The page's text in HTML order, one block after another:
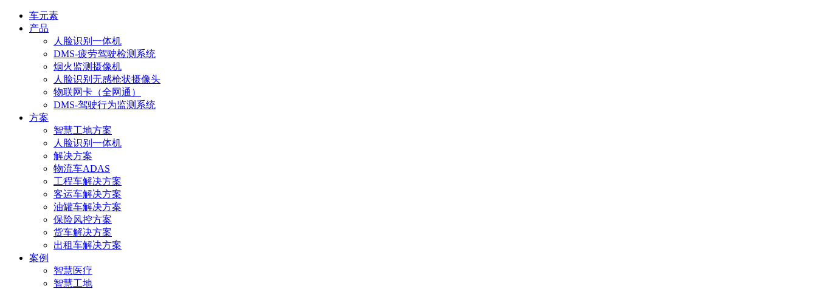
车元素
产品
人脸识别一体机
DMS-疲劳驾驶检测系统
烟火监测摄像机
人脸识别无感枪状摄像头
物联网卡（全网通）
DMS-驾驶行为监测系统
方案
智慧工地方案
人脸识别一体机
解决方案
物流车ADAS
工程车解决方案
客运车解决方案
油罐车解决方案
保险风控方案
货车解决方案
出租车解决方案
案例
智慧医疗
智慧工地